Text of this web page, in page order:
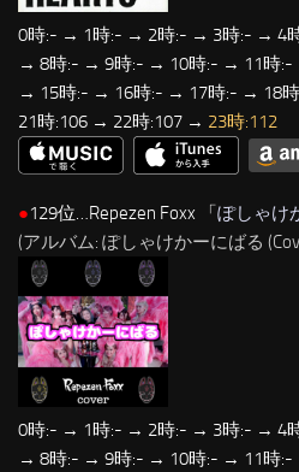
0時:- → 1時:- → 2時:- → 3時:- → 4
→ 8時:- → 9時:- → 10時:- → 11時
→ 15時:- → 16時:- → 17時:- → 18
21時:106 → 22時:107 → 23時:112
●129位…Repezen Foxx 「 ぽしゃけ
(アルバム: ぽしゃけかーにばる
0時:- → 1時:- → 2時:- → 3時:- → 4
→ 8時:- → 9時:- → 10時:- → 11時